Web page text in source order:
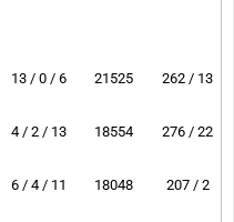
13 / 0 / 6 21525 262 / 13
4 / 2 / 13 18554 276 / 22
6 / 4 / 11 18048 207 / 2